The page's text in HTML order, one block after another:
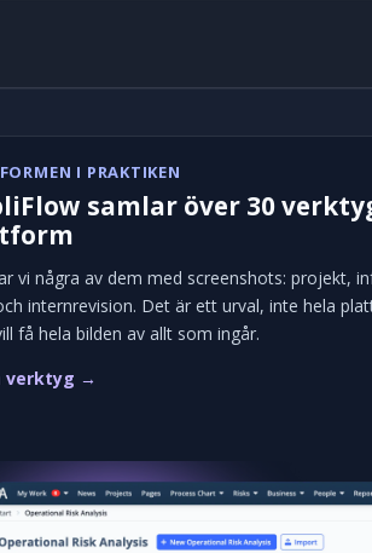
I PRAKTIKEN
samlar över 30
vi några av dem med screenshots: projekt,
internrevision. Det är ett urval, inte hela
få hela bilden av allt som ingår.
verktyg →